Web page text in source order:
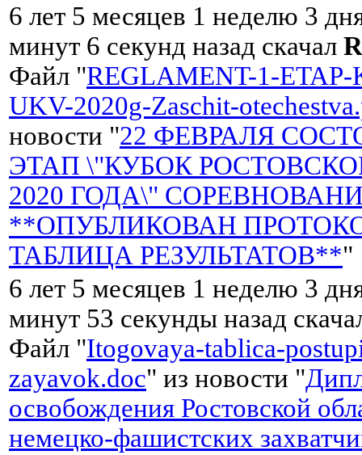
6 лет 5 месяцев 1 неделю 3
минут 6 секунд назад скачал
Файл "REGLAMENT-1-
UKV-2020g-Zaschit-
новости "22 ФЕВРАЛЯ
ЭТАП \"КУБОК
2020 ГОДА\"
**ОПУБЛИКОВАН
ТАБЛИЦА РЕЗУЛЬТАТОВ**"
6 лет 5 месяцев 1 неделю 3
минут 53 секунды назад
Файл "Itogovaya-tablica-
zayavok.doc" из новости "
освобождения Ростовской
немецко-фашистских